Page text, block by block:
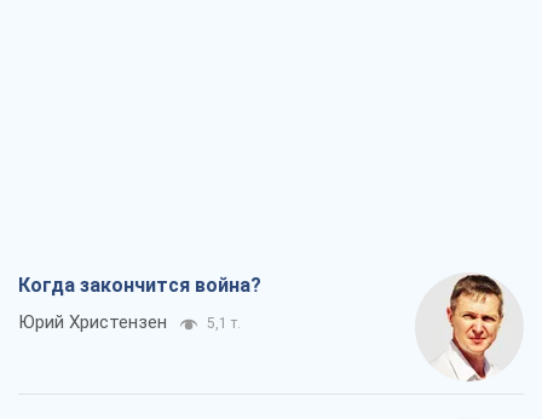
Когда закончится война?
Юрий Христензен 5,1 т.